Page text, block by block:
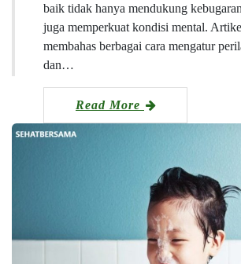
baik tidak hanya mendukung
juga memperkuat kondisi mental.
membahas berbagai cara mengatur
dan…
Read More